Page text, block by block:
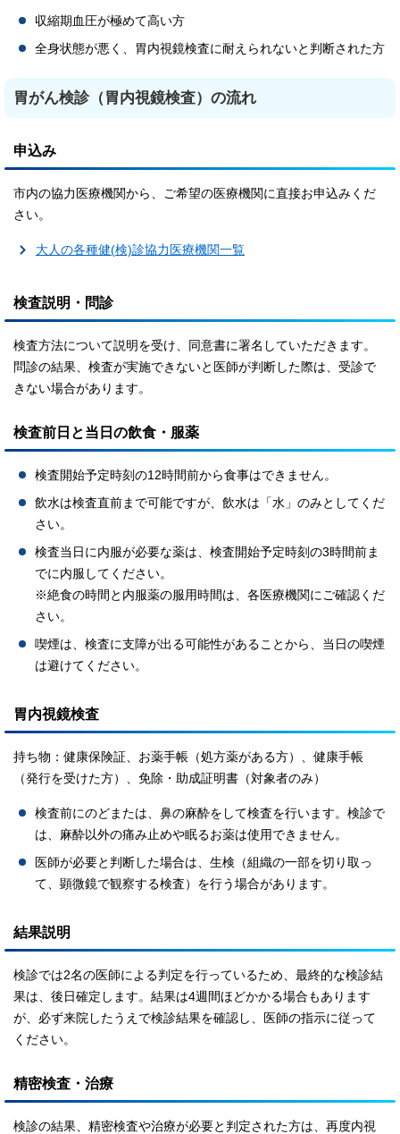
収縮期血圧が極めて高い方
全身状態が悪く、胃内視鏡検査に耐えられないと判断された方
胃がん検診（胃内視鏡検査）の流れ
申込み
市内の協力医療機関から、ご希望の医療機関に直接お申込みくだ
さい。
大人の各種健(検)診協力医療機関一覧
検査説明・問診
検査方法について説明を受け、同意書に署名していただきます。
問診の結果、検査が実施できないと医師が判断した際は、受診で
きない場合があります。
検査前日と当日の飲食・服薬
検査開始予定時刻の12時間前から食事はできません。
飲水は検査直前まで可能ですが、飲水は「水」のみとしてくだ
さい。
検査当日に内服が必要な薬は、検査開始予定時刻の3時間前ま
でに内服してください。
※絶食の時間と内服薬の服用時間は、各医療機関にご確認くだ
さい。
喫煙は、検査に支障が出る可能性があることから、当日の喫煙
は避けてください。
胃内視鏡検査
持ち物：健康保険証、お薬手帳（処方薬がある方）、健康手帳
（発行を受けた方）、免除・助成証明書（対象者のみ）
検査前にのどまたは、鼻の麻酔をして検査を行います。検診で
は、麻酔以外の痛み止めや眠るお薬は使用できません。
医師が必要と判断した場合は、生検（組織の一部を切り取っ
て、顕微鏡で観察する検査）を行う場合があります。
結果説明
検診では2名の医師による判定を行っているため、最終的な検診結
果は、後日確定します。結果は4週間ほどかかる場合もあります
が、必ず来院したうえで検診結果を確認し、医師の指示に従って
ください。
精密検査・治療
検診の結果、精密検査や治療が必要と判定された方は、再度内視